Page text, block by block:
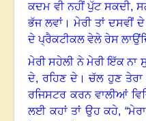
ਕਦਮ ਵੀ ਨਹੀਂ ਪੁੱਟ ਸਕਦੀ,
ਭੱਜ ਲਵਾਂ। ਮੇਰੀ ਤਾਂ ਦਸਵੀਂ
ਦੇ ਪ੍ਰੈਕਟੀਕਲ ਵੇਲੇ ਰੇਸ
ਮੇਰੀ ਸਹੇਲੀ ਨੇ ਮੇਰੀ ਇੱਕ ਨਾ
ਦੇ, ਰਹਿਣ ਦੇ। ਚੱਲ ਹੁਣ
ਰਜਿਸਟਰ ਕਰਨ ਵਾਲੀਆਂ
ਲਈ ਕਹਾਂ ਤਾਂ ਉਹ ਕਹੇ, “